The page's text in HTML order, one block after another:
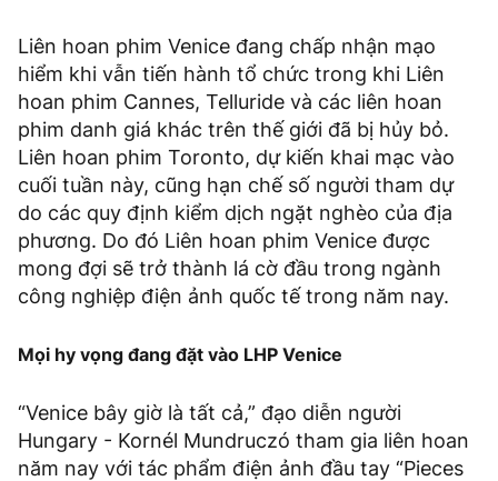
Liên hoan phim Venice đang chấp nhận mạo
hiểm khi vẫn tiến hành tổ chức trong khi Liên
hoan phim Cannes, Telluride và các liên hoan
phim danh giá khác trên thế giới đã bị hủy bỏ.
Liên hoan phim Toronto, dự kiến khai mạc vào
cuối tuần này, cũng hạn chế số người tham dự
do các quy định kiểm dịch ngặt nghèo của địa
phương. Do đó Liên hoan phim Venice được
mong đợi sẽ trở thành lá cờ đầu trong ngành
công nghiệp điện ảnh quốc tế trong năm nay.
Mọi hy vọng đang đặt vào LHP Venice
“Venice bây giờ là tất cả,” đạo diễn người
Hungary - Kornél Mundruczó tham gia liên hoan
năm nay với tác phẩm điện ảnh đầu tay “Pieces